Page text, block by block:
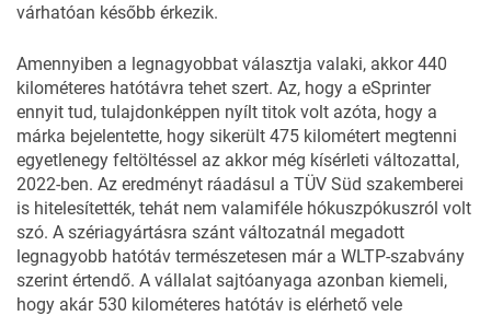
várhatóan később érkezik.
Amennyiben a legnagyobbat választja valaki, akkor 440
kilométeres hatótávra tehet szert. Az, hogy a eSprinter
ennyit tud, tulajdonképpen nyílt titok volt azóta, hogy a
márka bejelentette, hogy sikerült 475 kilométert megtenni
egyetlenegy feltöltéssel az akkor még kísérleti változattal,
2022-ben. Az eredményt ráadásul a TÜV Süd szakemberei
is hitelesítették, tehát nem valamiféle hókuszpókuszról volt
szó. A szériagyártásra szánt változatnál megadott
legnagyobb hatótáv természetesen már a WLTP-szabvány
szerint értendő. A vállalat sajtóanyaga azonban kiemeli,
hogy akár 530 kilométeres hatótáv is elérhető vele